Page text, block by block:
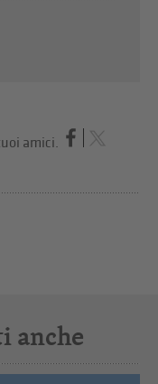
amici.
anche